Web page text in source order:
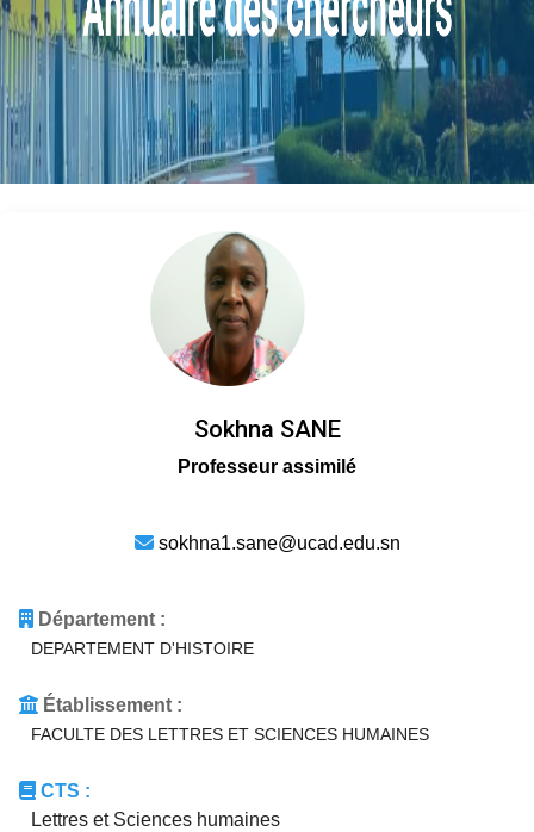
Sokhna SANE
Professeur assimilé
sokhna1.sane@ucad.edu.sn
Département :
DEPARTEMENT D'HISTOIRE
Établissement :
FACULTE DES LETTRES ET SCIENCES HUMAINES
CTS :
Lettres et Sciences humaines